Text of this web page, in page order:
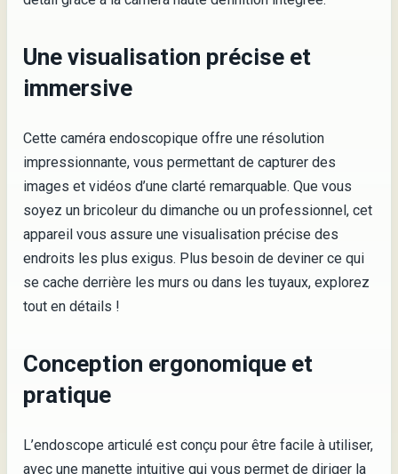
Une visualisation précise et
immersive
Cette caméra endoscopique offre une résolution
impressionnante, vous permettant de capturer des
images et vidéos d’une clarté remarquable. Que vous
soyez un bricoleur du dimanche ou un professionnel, cet
appareil vous assure une visualisation précise des
endroits les plus exigus. Plus besoin de deviner ce qui
se cache derrière les murs ou dans les tuyaux, explorez
tout en détails !
Conception ergonomique et
pratique
L’endoscope articulé est conçu pour être facile à utiliser,
avec une manette intuitive qui vous permet de diriger la